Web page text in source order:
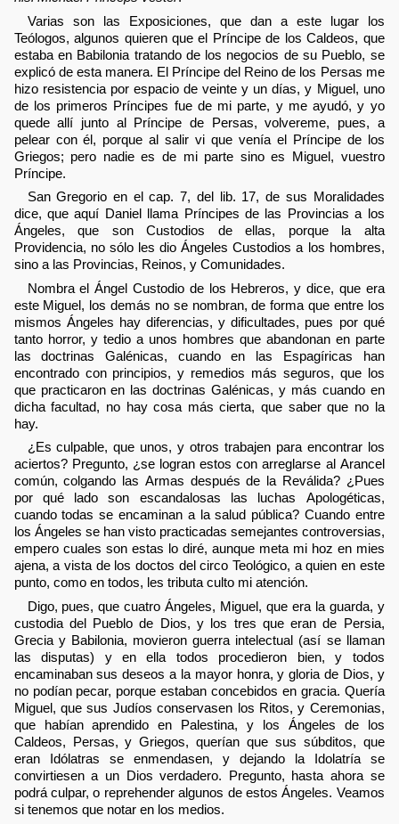
Varias son las Exposiciones, que dan a este lugar los
Teólogos, algunos quieren que el Príncipe de los Caldeos, que
estaba en Babilonia tratando de los negocios de su Pueblo, se
explicó de esta manera. El Príncipe del Reino de los Persas me
hizo resistencia por espacio de veinte y un días, y Miguel, uno
de los primeros Príncipes fue de mi parte, y me ayudó, y yo
quede allí junto al Príncipe de Persas, volvereme, pues, a
pelear con él, porque al salir vi que venía el Príncipe de los
Griegos; pero nadie es de mi parte sino es Miguel, vuestro
Príncipe.
San Gregorio en el cap. 7, del lib. 17, de sus Moralidades
dice, que aquí Daniel llama Príncipes de las Provincias a los
Ángeles, que son Custodios de ellas, porque la alta
Providencia, no sólo les dio Ángeles Custodios a los hombres,
sino a las Provincias, Reinos, y Comunidades.
Nombra el Ángel Custodio de los Hebreros, y dice, que era
este Miguel, los demás no se nombran, de forma que entre los
mismos Ángeles hay diferencias, y dificultades, pues por qué
tanto horror, y tedio a unos hombres que abandonan en parte
las doctrinas Galénicas, cuando en las Espagíricas han
encontrado con principios, y remedios más seguros, que los
que practicaron en las doctrinas Galénicas, y más cuando en
dicha facultad, no hay cosa más cierta, que saber que no la
hay.
¿Es culpable, que unos, y otros trabajen para encontrar los
aciertos? Pregunto, ¿se logran estos con arreglarse al Arancel
común, colgando las Armas después de la Reválida? ¿Pues
por qué lado son escandalosas las luchas Apologéticas,
cuando todas se encaminan a la salud pública? Cuando entre
los Ángeles se han visto practicadas semejantes controversias,
empero cuales son estas lo diré, aunque meta mi hoz en mies
ajena, a vista de los doctos del circo Teológico, a quien en este
punto, como en todos, les tributa culto mi atención.
Digo, pues, que cuatro Ángeles, Miguel, que era la guarda, y
custodia del Pueblo de Dios, y los tres que eran de Persia,
Grecia y Babilonia, movieron guerra intelectual (así se llaman
las disputas) y en ella todos procedieron bien, y todos
encaminaban sus deseos a la mayor honra, y gloria de Dios, y
no podían pecar, porque estaban concebidos en gracia. Quería
Miguel, que sus Judíos conservasen los Ritos, y Ceremonias,
que habían aprendido en Palestina, y los Ángeles de los
Caldeos, Persas, y Griegos, querían que sus súbditos, que
eran Idólatras se enmendasen, y dejando la Idolatría se
convirtiesen a un Dios verdadero. Pregunto, hasta ahora se
podrá culpar, o reprehender algunos de estos Ángeles. Veamos
si tenemos que notar en los medios.